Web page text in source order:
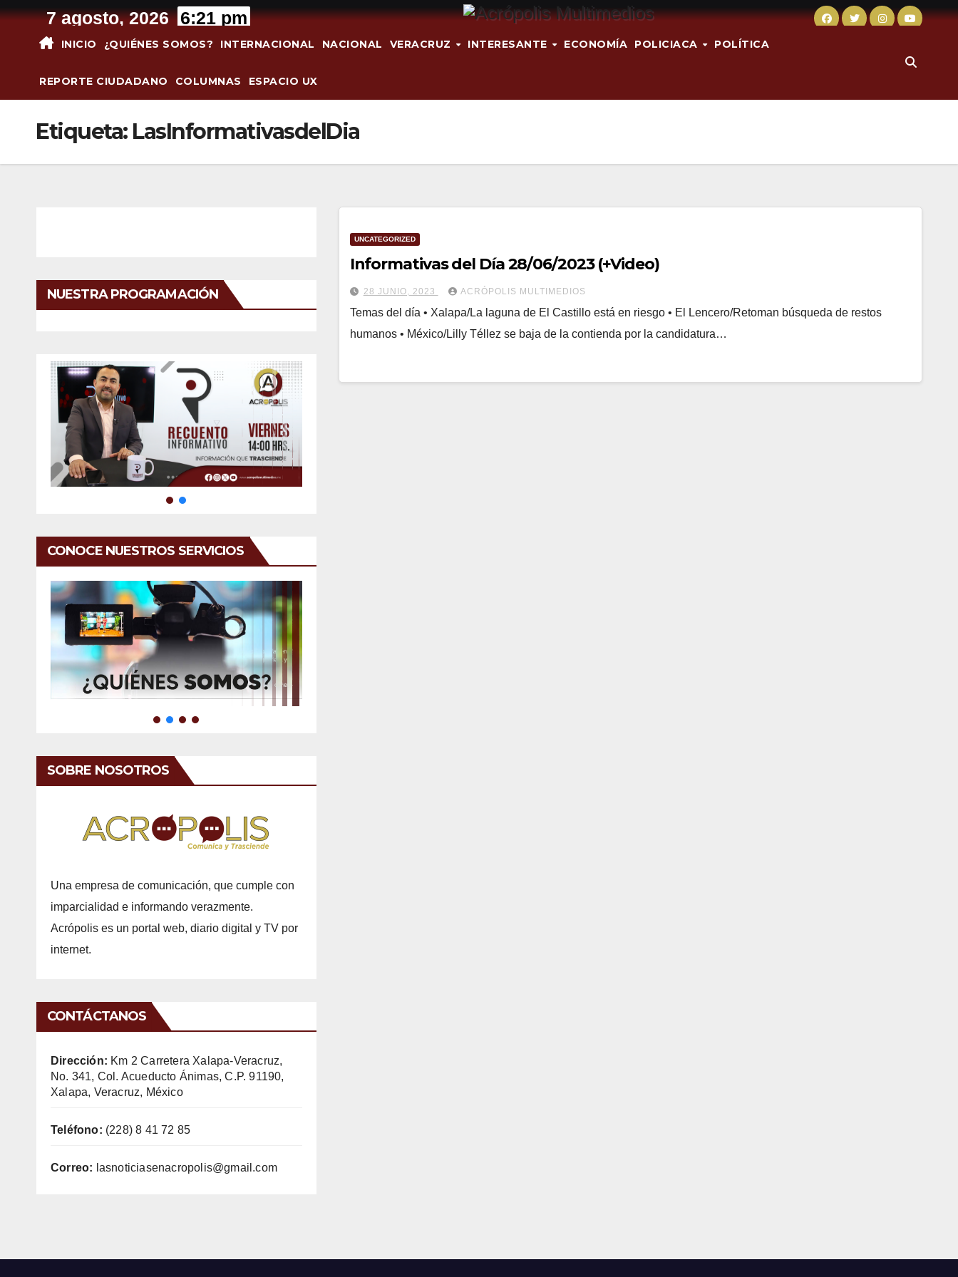
Saltar
contenido
7 agosto, 2026 6:21 pm
INICIO ¿QUIÉNES SOMOS? INTERNACIONAL NACIONAL VERACRUZ INTERESANTE ECONOMÍA POLICIACA POLÍTICA
REPORTE CIUDADANO COLUMNAS ESPACIO UX
Etiqueta: LasInformativasdelDia
NUESTRA PROGRAMACIÓN
CONOCE NUESTROS SERVICIOS
SOBRE NOSOTROS
Una empresa de comunicación, que cumple con
imparcialidad e informando verazmente.
Acrópolis es un portal web, diario digital y TV por
internet.
CONTÁCTANOS
Dirección: Km 2 Carretera Xalapa-Veracruz,
No. 341, Col. Acueducto Ánimas, C.P. 91190,
Xalapa, Veracruz, México
Teléfono: (228) 8 41 72 85
Correo: lasnoticiasenacropolis@gmail.com
UNCATEGORIZED
Informativas del Día 28/06/2023 (+Video)
28 JUNIO, 2023 ACRÓPOLIS MULTIMEDIOS
Temas del día • Xalapa/La laguna de El Castillo está en riesgo • El Lencero/Retoman búsqueda de restos
humanos • México/Lilly Téllez se baja de la contienda por la candidatura…